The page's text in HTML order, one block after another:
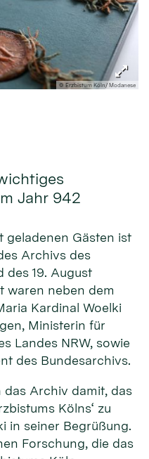
© Erzbistum Köln/ Modanese
Jahr 942
geladenen Gästen ist
Archivs des
des 19. August
waren neben dem
Kardinal Woelki
Ministerin für
Landes NRW, sowie
des Bundesarchivs.
das Archiv damit, das
Kölns‘ zu
in seiner Begrüßung.
Forschung, die das